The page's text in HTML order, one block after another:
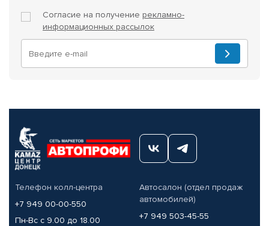
Согласие на получение рекламно-
информационных рассылок
Телефон колл-центра
+7 949 00-00-550
Пн-Вс с 9.00 до 18.00
Автосалон (отдел продаж
автомобилей)
+7 949 503-45-55